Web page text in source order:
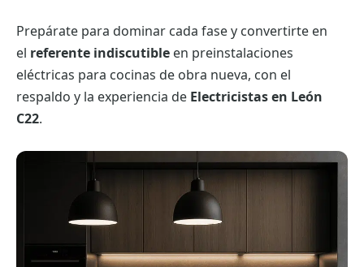
Prepárate para dominar cada fase y convertirte en
el referente indiscutible en preinstalaciones
eléctricas para cocinas de obra nueva, con el
respaldo y la experiencia de Electricistas en León
C22.